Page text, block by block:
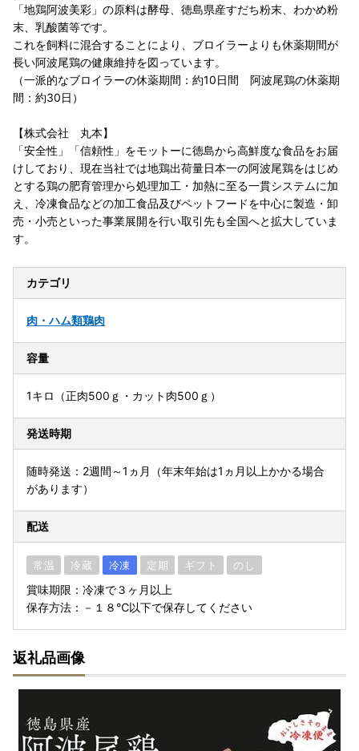
「地鶏阿波美彩」の原料は酵母、徳島県産すだち粉末、わかめ粉
末、乳酸菌等です。
これを飼料に混合することにより、ブロイラーよりも休薬期間が
長い阿波尾鶏の健康維持を図っています。
（一派的なブロイラーの休薬期間：約10日間 阿波尾鶏の休薬期
間：約30日）
【株式会社 丸本】
「安全性」「信頼性」をモットーに徳島から高鮮度な食品をお届
けしており、現在当社では地鶏出荷量日本一の阿波尾鶏をはじめ
とする鶏の肥育管理から処理加工・加熱に至る一貫システムに加
え、冷凍食品などの加工食品及びペットフードを中心に製造・卸
売・小売といった事業展開を行い取引先も全国へと拡大していま
す。
カテゴリ
肉・ハム類鶏肉
容量
1キロ（正肉500ｇ・カット肉500ｇ）
発送時期
随時発送：2週間～1ヵ月（年末年始は1ヵ月以上かかる場合
があります）
配送
常温 冷蔵 冷凍 定期 ギフト のし
賞味期限：冷凍で３ヶ月以上
保存方法：－１８℃以下で保存してください
返礼品画像